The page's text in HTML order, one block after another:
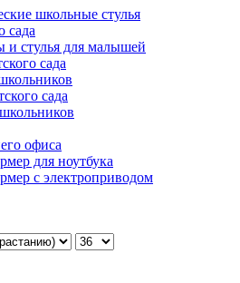
школьные стулья
сада
и стулья для малышей
сада
сада
офиса
для ноутбука
с электроприводом